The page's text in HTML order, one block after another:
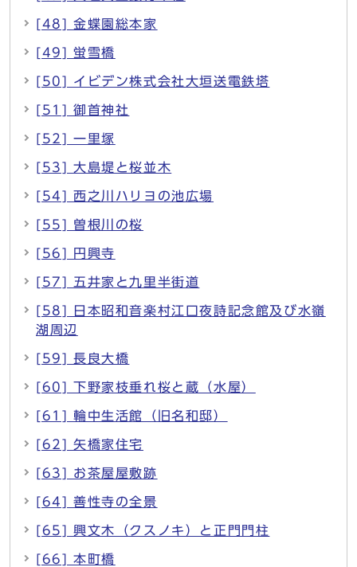
[48] 金蝶園総本家
[49] 蛍雪橋
[50] イビデン株式会社大垣送電鉄塔
[51] 御首神社
[52] 一里塚
[53] 大島堤と桜並木
[54] 西之川ハリヨの池広場
[55] 曽根川の桜
[56] 円興寺
[57] 五井家と九里半街道
[58] 日本昭和音楽村江口夜詩記念館及び水嶺
湖周辺
[59] 長良大橋
[60] 下野家枝垂れ桜と蔵（水屋）
[61] 輪中生活館（旧名和邸）
[62] 矢橋家住宅
[63] お茶屋屋敷跡
[64] 善性寺の全景
[65] 興文木（クスノキ）と正門門柱
[66] 本町橋